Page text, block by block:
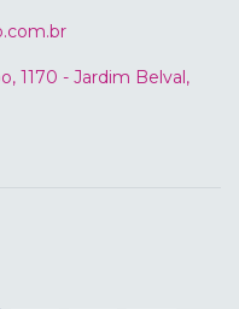
1170 - Jardim Belval,